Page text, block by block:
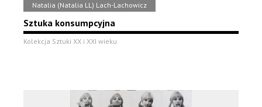
Natalia (Natalia LL) Lach-Lachowicz
Sztuka konsumpcyjna
Kolekcja Sztuki XX i XXI wieku